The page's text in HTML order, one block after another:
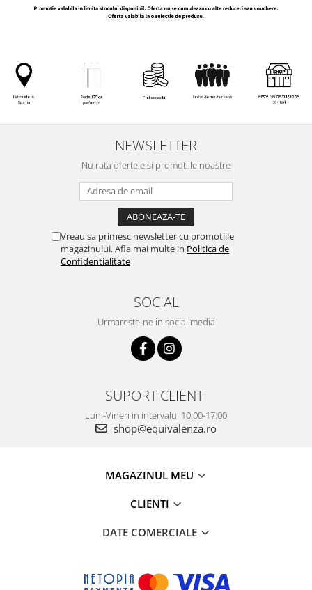
NEWSLETTER
Nu rata ofertele si promotiile noastre
Vreau sa primesc newsletter cu promotiile
magazinului. Afla mai multe in Politica de
Confidentialitate
SOCIAL
Urmareste-ne in social media
SUPORT CLIENTI
Luni-Vineri in intervalul 10:00-17:00
shop@equivalenza.ro
MAGAZINUL MEU
CLIENTI
DATE COMERCIALE